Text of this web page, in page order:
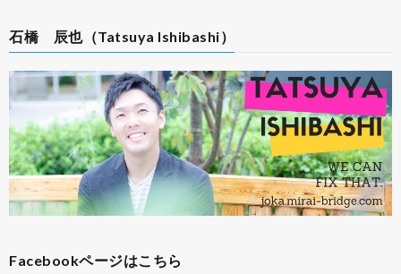
石橋 辰也（Tatsuya Ishibashi）
Facebookページはこちら